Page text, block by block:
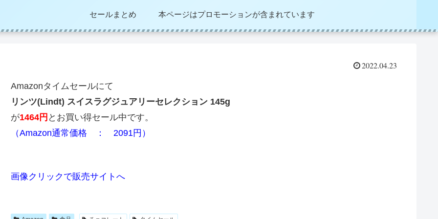
セールまとめ 本ページはプロモーションが含まれています
2022.04.23
Amazonタイムセールにて
リンツ(Lindt) スイスラグジュアリーセレクション 145g
が1464円 とお買い得セール中です。
（Amazon通常価格 ： 2091円）
画像クリックで販売サイトへ